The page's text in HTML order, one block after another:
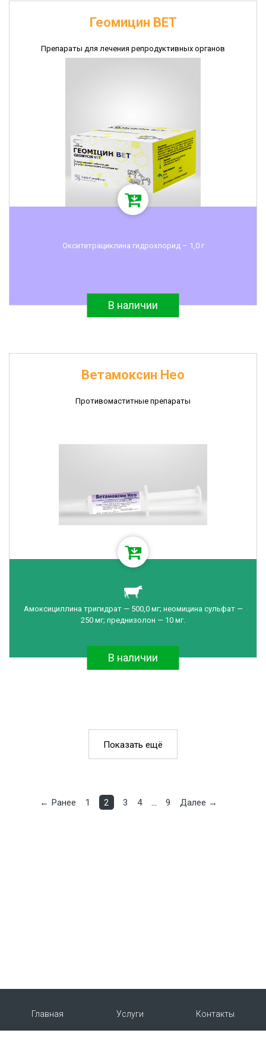
Геомицин ВЕТ
Препараты для лечения репродуктивных органов
Окситетрациклина гидрохлорид – 1,0 г
В наличии
Ветамоксин Нео
Противомаститные препараты
Амоксициллина тригидрат — 500,0 мг; неомицина сульфат —
250 мг; преднизолон — 10 мг.
В наличии
Показать ещё
← Ранее 1 2 3 4 … 9 Далее →
Главная Услуги Контакты